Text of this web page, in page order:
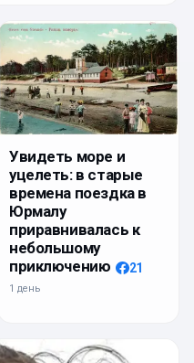
Увидеть море и
уцелеть: в старые
времена поездка в
Юрмалу
приравнивалась к
небольшому
приключению
21
1 день